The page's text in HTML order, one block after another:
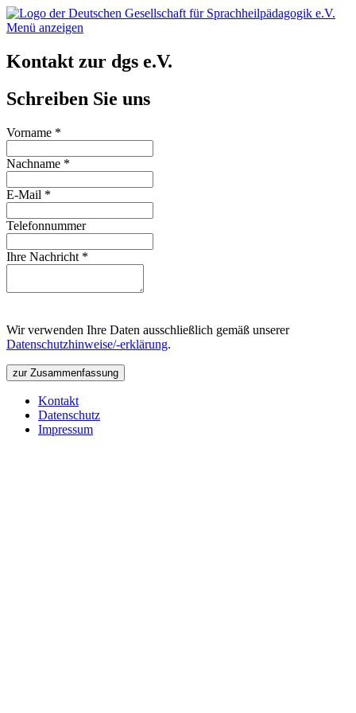
Menü anzeigen
Kontakt zur dgs e.V.
Schreiben Sie uns
Vorname *
Nachname *
E-Mail *
Telefonnummer
Ihre Nachricht *
Wir verwenden Ihre Daten ausschließlich gemäß unserer
Datenschutzhinweise/-erklärung.
zur Zusammenfassung
Kontakt
Datenschutz
Impressum